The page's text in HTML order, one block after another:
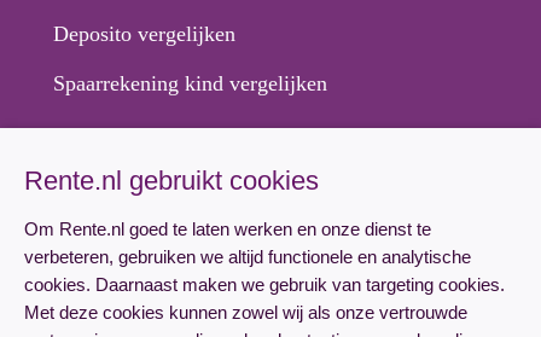
Deposito vergelijken
Spaarrekening kind vergelijken
Hypotheek aanvragen
Lineaire hypotheek rente
Rente.nl gebruikt cookies
Om Rente.nl goed te laten werken en onze dienst te
verbeteren, gebruiken we altijd functionele en analytische
cookies. Daarnaast maken we gebruik van targeting cookies.
Met deze cookies kunnen zowel wij als onze vertrouwde